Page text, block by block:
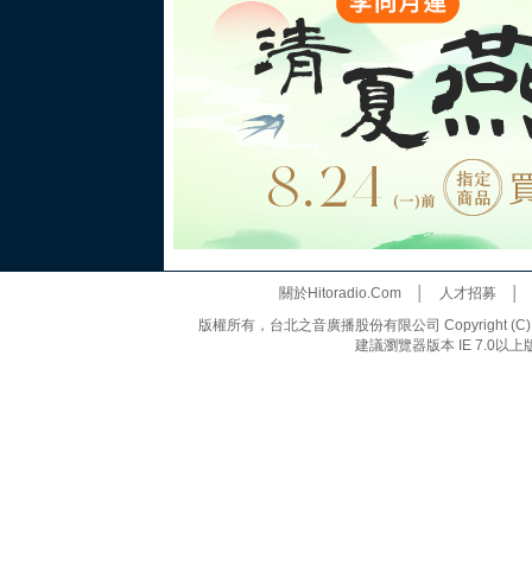
關於Hitoradio.Com│ 人才招募
版權所有，台北之音廣播股份有限公司 Copyright
建議瀏覽器版本 IE 7.0以上